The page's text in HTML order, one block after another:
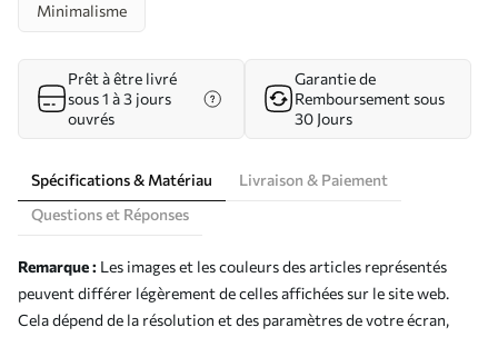
Minimalisme
Prêt à être livré
sous 1 à 3 jours
ouvrés
Garantie de
Remboursement sous
30 Jours
Spécifications & Matériau
Livraison & Paiement
Questions et Réponses
Remarque : Les images et les couleurs des articles représentés
peuvent différer légèrement de celles affichées sur le site web.
Cela dépend de la résolution et des paramètres de votre écran,